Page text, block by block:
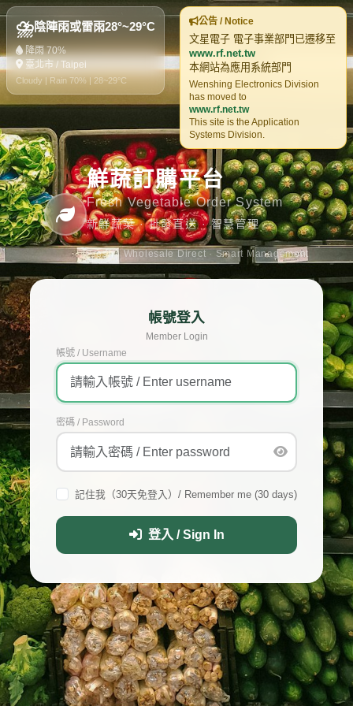
⛈️陰陣雨或雷雨28°~29°C
降雨 70%
臺北市 / Taipei
Cloudy | Rain 70% | 28~29°C
公告 / Notice
文星電子 電子事業部門已遷移至
www.rf.net.tw
本網站為應用系統部門
Wenshing Electronics Division
has moved to
www.rf.net.tw
This site is the Application
Systems Division.
鮮蔬訂購平台
Fresh Vegetable Order System
新鮮蔬菜 · 批發直送 · 智慧管理
Fresh · Wholesale Direct · Smart Management
帳號登入
Member Login
帳號 / Username
密碼 / Password
記住我（30天免登入）/ Remember me (30 days)
登入 / Sign In